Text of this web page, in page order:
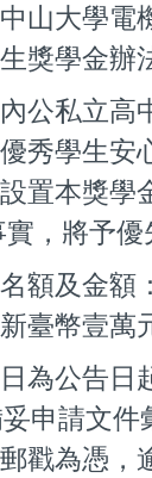
山大學電
獎學金辦
公私立高
秀學生安
置本獎學
，將予優
額及金額
臺幣壹萬
為公告日
申請文件
戳為憑，